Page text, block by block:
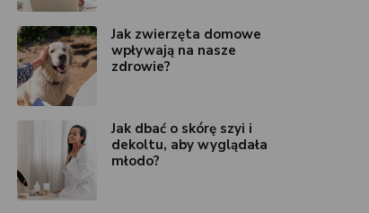
Jak zwierzęta domowe
wpływają na nasze
zdrowie?
Jak dbać o skórę szyi i
dekoltu, aby wyglądała
młodo?